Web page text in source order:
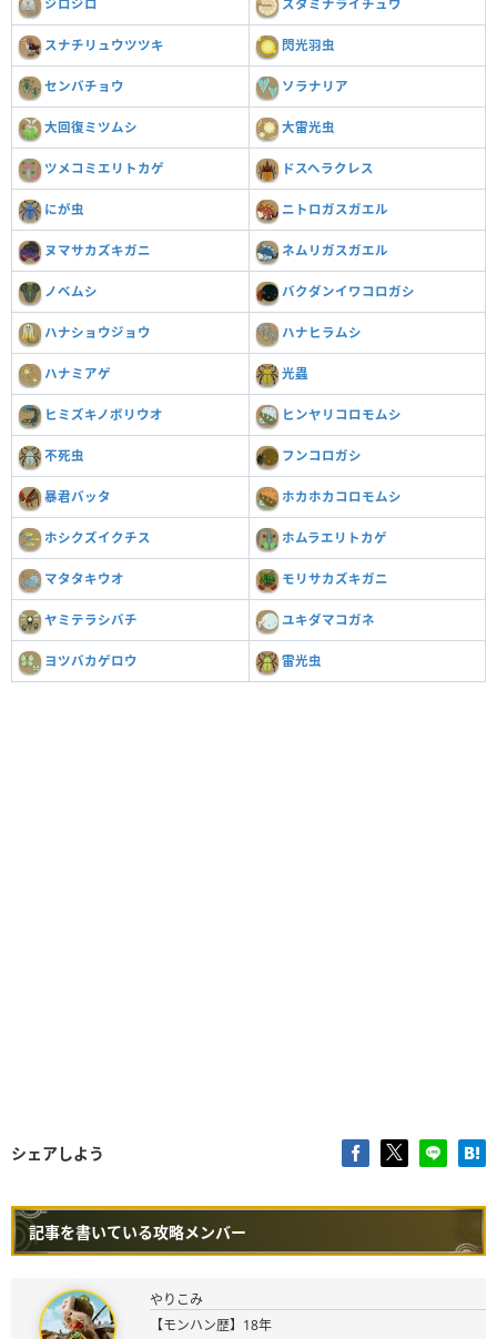
ジロジロ スタミナライチュウ
スナチリュウツツキ 閃光羽虫
センバチョウ ソラナリア
大回復ミツムシ 大雷光虫
ツメコミエリトカゲ ドスヘラクレス
にが虫 ニトロガスガエル
ヌマサカズキガニ ネムリガスガエル
ノベムシ バクダンイワコロガシ
ハナショウジョウ ハナヒラムシ
ハナミアゲ 光蟲
ヒミズキノボリウオ ヒンヤリコロモムシ
不死虫 フンコロガシ
暴君バッタ ホカホカコロモムシ
ホシクズイクチス ホムラエリトカゲ
マタタキウオ モリサカズキガニ
ヤミテラシバチ ユキダマコガネ
ヨツバカゲロウ 雷光虫
シェアしよう
記事を書いている攻略メンバー
やりこみ
【モンハン歴】18年